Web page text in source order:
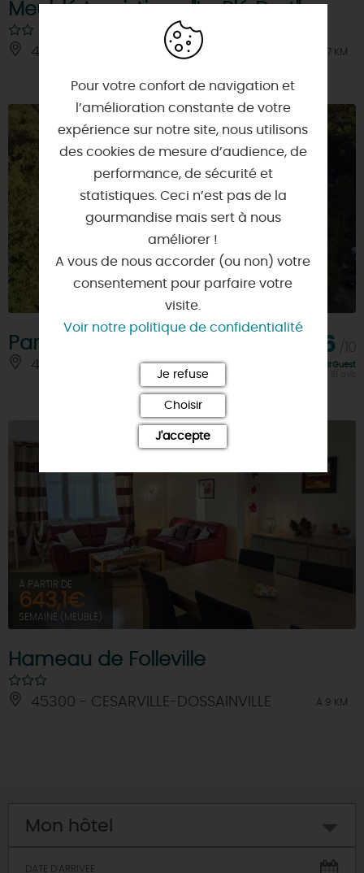
Meublé touristique "Le Blé Dort"
45300 - AUDEVILLE À 7 KM
Parc de la Chesnaie
45480 - AUTRUY-SUR-JUINE
8,6
Note FairGuest
À PARTIR DE
643,1€
SEMAINE (MEUBLÉ)
Hameau de Folleville
45300 - CESARVILLE-DOSSAINVILLE À 9 KM
Mon hôtel
Pour votre confort de navigation et
l’amélioration constante de votre
expérience sur notre site, nous utilisons
des cookies de mesure d’audience, de
performance, de sécurité et
statistiques. Ceci n’est pas de la
gourmandise mais sert à nous
améliorer !
A vous de nous accorder (ou non) votre
consentement pour parfaire votre
visite.
Voir notre politique de confidentialité
Je refuse
Choisir
J'accepte